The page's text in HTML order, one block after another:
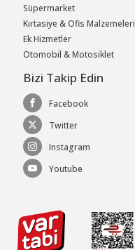
Süpermarket
Kırtasiye & Ofis Malzemeleri
Ek Hizmetler
Otomobil & Motosiklet
Bizi Takip Edin
Facebook
Twitter
Instagram
Youtube